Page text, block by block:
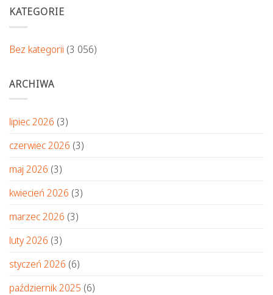
KATEGORIE
Bez kategorii (3 056)
ARCHIWA
lipiec 2026 (3)
czerwiec 2026 (3)
maj 2026 (3)
kwiecień 2026 (3)
marzec 2026 (3)
luty 2026 (3)
styczeń 2026 (6)
październik 2025 (6)